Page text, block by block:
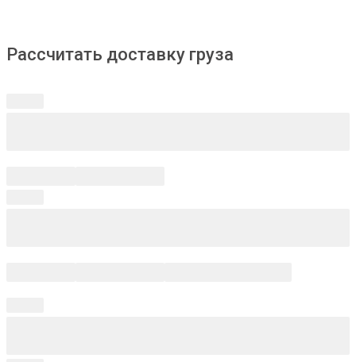
Рассчитать доставку груза